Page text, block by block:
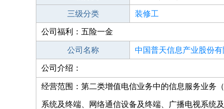
三级分类 装修工
公司福利：五险一金
公司名称 中国普天信息产业股份有
公司介绍：
经营范围：第二类增值电信业务中的信息服务业务
系统及终端、网络通信设备及终端、广播电视系统